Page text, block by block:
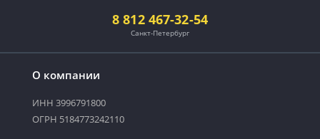
О компании
ИНН 3996791800
ОГРН 5184773242110
8 812 467-32-54
Санкт-Петербург